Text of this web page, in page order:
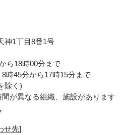
神1丁目8番1号
ら18時00分まで
時45分から17時15分まで
除く)
が異なる組織、施設があります
せ先]